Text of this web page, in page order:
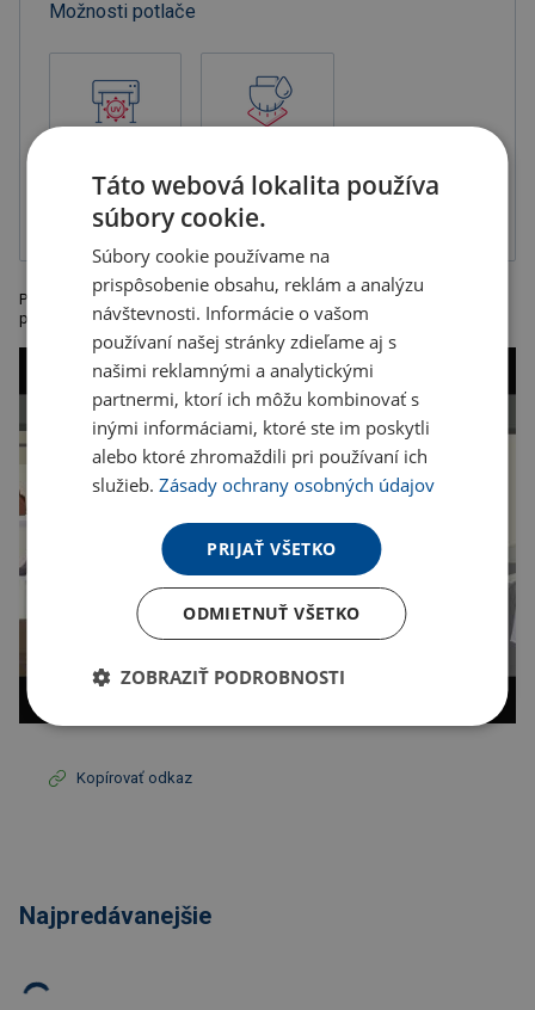
Možnosti potlače
podklad
1-zložková
farba, balené v
Praktická cestovná šicia súprava vo veľkosti kreditnej karty v bielom
plastovom puzdre, rozmer 9 x 5,5 x 0,5 cm
Kopírovať odkaz
Najpredávanejšie
Táto webová lokalita používa
súbory cookie.
Súbory cookie používame na
prispôsobenie obsahu, reklám a analýzu
návštevnosti. Informácie o vašom
používaní našej stránky zdieľame aj s
našimi reklamnými a analytickými
partnermi, ktorí ich môžu kombinovať s
inými informáciami, ktoré ste im poskytli
alebo ktoré zhromaždili pri používaní ich
služieb.Zásady ochrany osobných údajov
PRIJAŤ VŠETKO
ODMIETNUŤ VŠETKO
ZOBRAZIŤ PODROBNOSTI